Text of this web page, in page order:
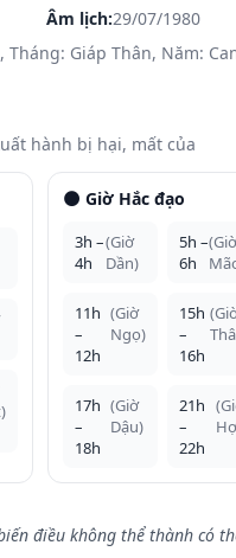
Âm lịch:29/07/1980
Tháng: Giáp Thân, Năm:
hành bị hại, mất của
🌑 Giờ Hắc đạo
3h –
4h
(Giờ
Dần)
5h –
6h
11h
–
12h
(Giờ
Ngọ)
15h
–
16h
17h
–
18h
(Giờ
Dậu)
21h
–
22h
điều không thể thành có